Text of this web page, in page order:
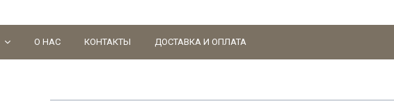
О НАС КОНТАКТЫ ДОСТАВКА И ОПЛАТА